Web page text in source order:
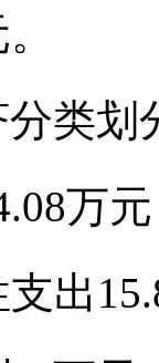
类划
万
出